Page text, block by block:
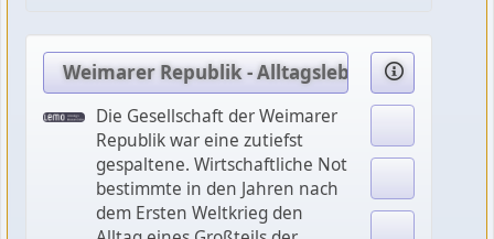
Weimarer Republik - Alltagsleben
Die Gesellschaft der Weimarer
Republik war eine zutiefst
gespaltene. Wirtschaftliche Not
bestimmte in den Jahren nach
dem Ersten Weltkrieg den